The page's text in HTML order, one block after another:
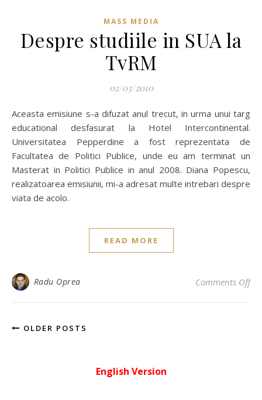
MASS MEDIA
Despre studiile in SUA la
TvRM
02/03/2010
Aceasta emisiune s-a difuzat anul trecut, in urma unui targ
educational desfasurat la Hotel Intercontinental.
Universitatea Pepperdine a fost reprezentata de
Facultatea de Politici Publice, unde eu am terminat un
Masterat in Politici Publice in anul 2008. Diana Popescu,
realizatoarea emisiunii, mi-a adresat multe intrebari despre
viata de acolo.
READ MORE
Radu Oprea Comments Offon
OLDER POSTS
English Version